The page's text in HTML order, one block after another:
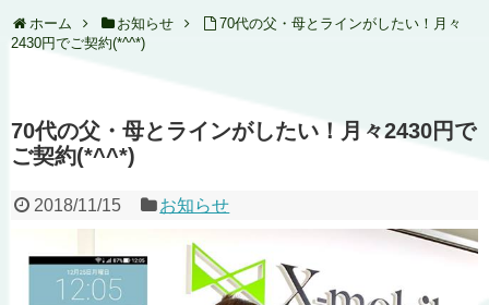
ホーム お知らせ
70代の父・母とラインがしたい！月々
2430円でご契約(*^^*)
70代の父・母とラインがしたい！月々2430円で
ご契約(*^^*)
2018/11/15 お知らせ